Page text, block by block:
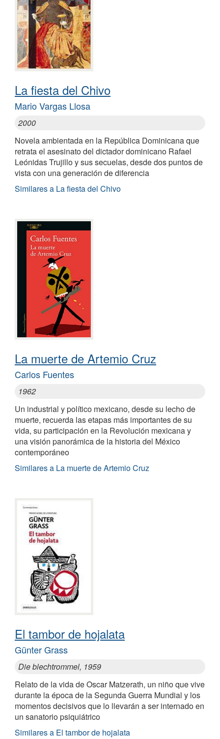
La fiesta del Chivo
Mario Vargas Llosa
2000
Novela ambientada en la República Dominicana que
retrata el asesinato del dictador dominicano Rafael
Leónidas Trujillo y sus secuelas, desde dos puntos de
vista con una generación de diferencia
Similares a La fiesta del Chivo
La muerte de Artemio Cruz
Carlos Fuentes
1962
Un industrial y político mexicano, desde su lecho de
muerte, recuerda las etapas más importantes de su
vida, su participación en la Revolución mexicana y
una visión panorámica de la historia del México
contemporáneo
Similares a La muerte de Artemio Cruz
El tambor de hojalata
Günter Grass
Die blechtrommel, 1959
Relato de la vida de Oscar Matzerath, un niño que vive
durante la época de la Segunda Guerra Mundial y los
momentos decisivos que lo llevarán a ser internado en
un sanatorio psiquiátrico
Similares a El tambor de hojalata